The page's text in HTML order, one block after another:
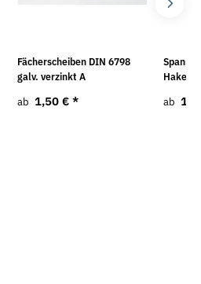
Fächerscheiben DIN 6798
galv. verzinkt A
ab 1,50 € *
Haken/
ab